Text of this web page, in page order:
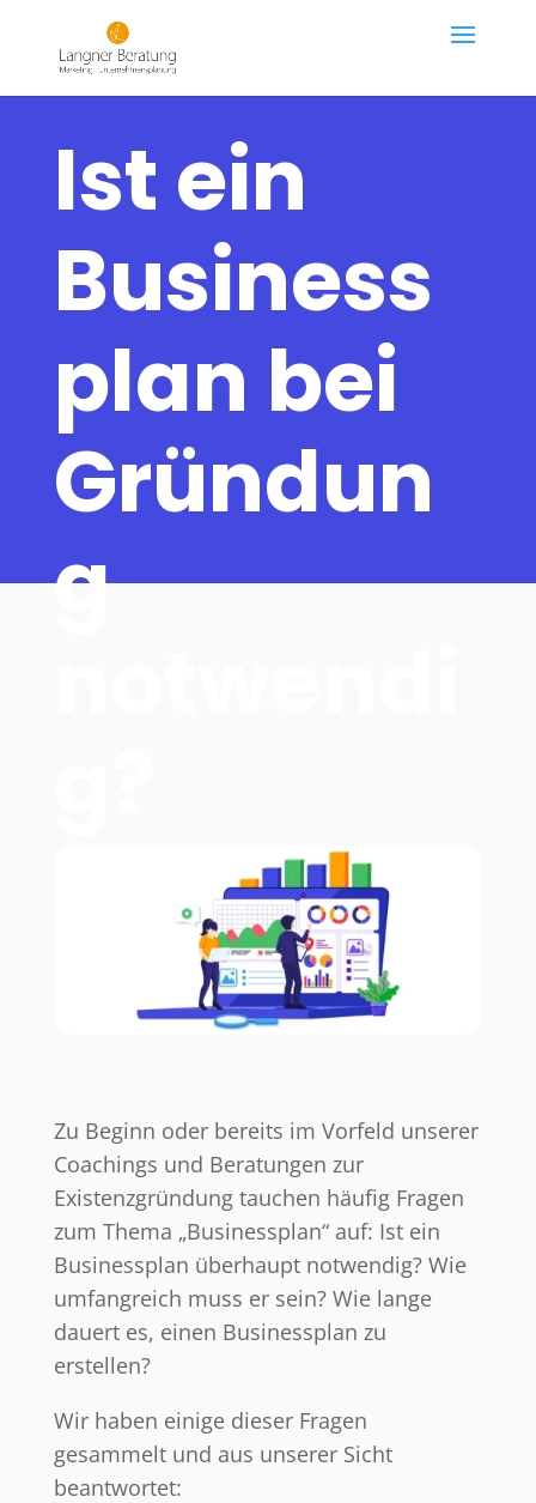
Ist ein
Business
plan bei
Gründun
g
Zu Beginn oder bereits im Vorfeld unserer
Coachings und Beratungen zur
Existenzgründung tauchen häufig Fragen
zum Thema „Businessplan“ auf: Ist ein
Businessplan überhaupt notwendig? Wie
umfangreich muss er sein? Wie lange
dauert es, einen Businessplan zu
erstellen?
Wir haben einige dieser Fragen
gesammelt und aus unserer Sicht
beantwortet: